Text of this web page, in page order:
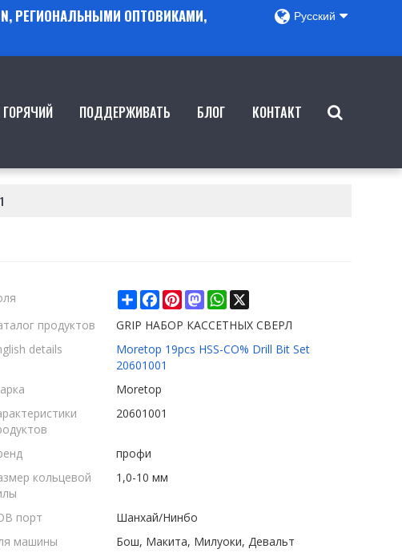
РЕГИОНАЛЬНЫМИ ОПТОВИКАМИ,
Русский
ГОРЯЧИЙ ПОДДЕРЖИВАТЬ БЛОГ КОНТАКТ
ShareFacebook
PinterestMastodonWhatsApp
X
продуктов
GRIP НАБОР КАССЕТНЫХ СВЕРЛ
details
Moretop 19pcs HSS-CO% Drill Bit Set
20601001
Moretop
20601001
профи
кольцевой
1,0-10 мм
порт
Шанхай/Нинбо
машины
Бош, Макита, Милуоки, Девальт